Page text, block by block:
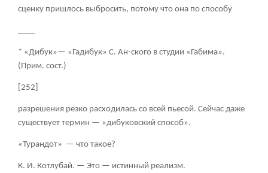
сценку пришлось выбросить, потому что она по способу
* «Дибук»— «Гадибук» С. Ан-ского в студии «Габима».
(Прим. сост.)
[252]
разрешения резко расходилась со всей пьесой. Сейчас даже
существует термин — «дибуковский способ».
«Турандот» — что такое?
К. И. Котлубай. — Это — истинный реализм.